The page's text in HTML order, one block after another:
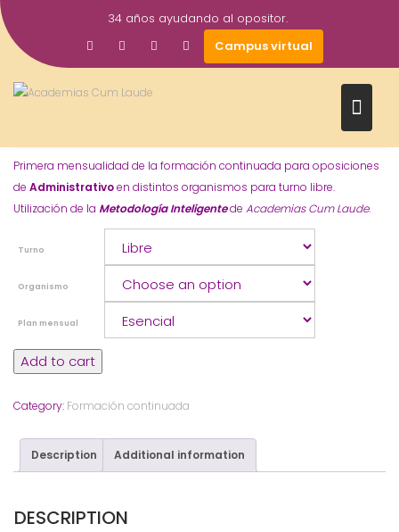
Saltar
al
contenido
34 años ayudando al opositor.
Campus virtual
ADMINISTRATIVO
Primera mensualidad de la formación continuada para oposiciones
de Administrativoen distintos organismos para turno libre.
Utilización de la Metodología Inteligentede Academias Cum Laude.
Turno
Organismo
Plan mensual
Administrativo
Add to cart
Category: Formación continuada
Description Additional information
DESCRIPTION